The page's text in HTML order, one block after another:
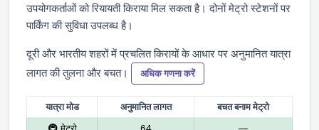
उपयोगकर्ताओं को रियायती किराया मिल सकता है। दोनों मेट्रो स्टेशनों पर
पार्किंग की सुविधा उपलब्ध है।
दूरी और भारतीय शहरों में प्रचलित किरायों के आधार पर अनुमानित यात्रा
लागत की तुलना और बचत।
अधिक गणना करें
यात्रा मोड अनुमानित लागत
बचत बनाम मेट्रो